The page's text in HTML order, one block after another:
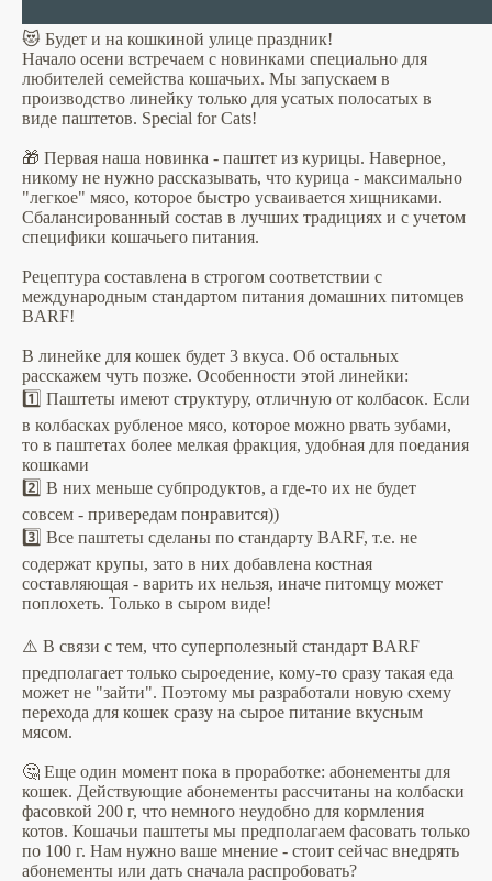
😻 Будет и на кошкиной улице праздник!
Начало осени встречаем с новинками специально для
любителей семейства кошачьих. Мы запускаем в
производство линейку только для усатых полосатых в
виде паштетов. Special for Cats!
🎁 Первая наша новинка - паштет из курицы. Наверное,
никому не нужно рассказывать, что курица - максимально
"легкое" мясо, которое быстро усваивается хищниками.
Сбалансированный состав в лучших традициях и с учетом
специфики кошачьего питания.
Рецептура составлена в строгом соответствии с
международным стандартом питания домашних питомцев
BARF!
В линейке для кошек будет 3 вкуса. Об остальных
расскажем чуть позже. Особенности этой линейки:
1️⃣ Паштеты имеют структуру, отличную от колбасок. Если
в колбасках рубленое мясо, которое можно рвать зубами,
то в паштетах более мелкая фракция, удобная для поедания
кошками
2️⃣ В них меньше субпродуктов, а где-то их не будет
совсем - привередам понравится))
3️⃣ Все паштеты сделаны по стандарту BARF, т.е. не
содержат крупы, зато в них добавлена костная
составляющая - варить их нельзя, иначе питомцу может
поплохеть. Только в сыром виде!
⚠️ В связи с тем, что суперполезный стандарт BARF
предполагает только сыроедение, кому-то сразу такая еда
может не "зайти". Поэтому мы разработали новую схему
перехода для кошек сразу на сырое питание вкусным
мясом.
🤔 Еще один момент пока в проработке: абонементы для
кошек. Действующие абонементы рассчитаны на колбаски
фасовкой 200 г, что немного неудобно для кормления
котов. Кошачьи паштеты мы предполагаем фасовать только
по 100 г. Нам нужно ваше мнение - стоит сейчас внедрять
абонементы или дать сначала распробовать?